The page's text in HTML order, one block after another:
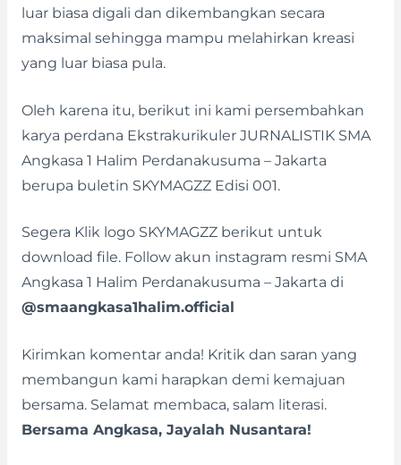
luar biasa digali dan dikembangkan secara
maksimal sehingga mampu melahirkan kreasi
yang luar biasa pula.
Oleh karena itu, berikut ini kami persembahkan
karya perdana Ekstrakurikuler JURNALISTIK SMA
Angkasa 1 Halim Perdanakusuma – Jakarta
berupa buletin SKYMAGZZ Edisi 001.
Segera Klik logo SKYMAGZZ berikut untuk
download file. Follow akun instagram resmi SMA
Angkasa 1 Halim Perdanakusuma – Jakarta di
@smaangkasa1halim.official
Kirimkan komentar anda! Kritik dan saran yang
membangun kami harapkan demi kemajuan
bersama. Selamat membaca, salam literasi.
Bersama Angkasa, Jayalah Nusantara!